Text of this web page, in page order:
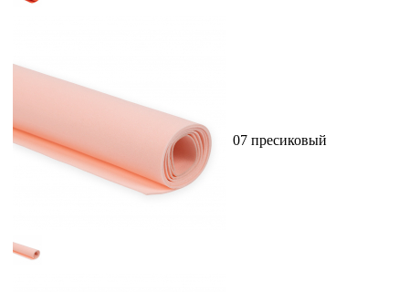
07 пресиковый